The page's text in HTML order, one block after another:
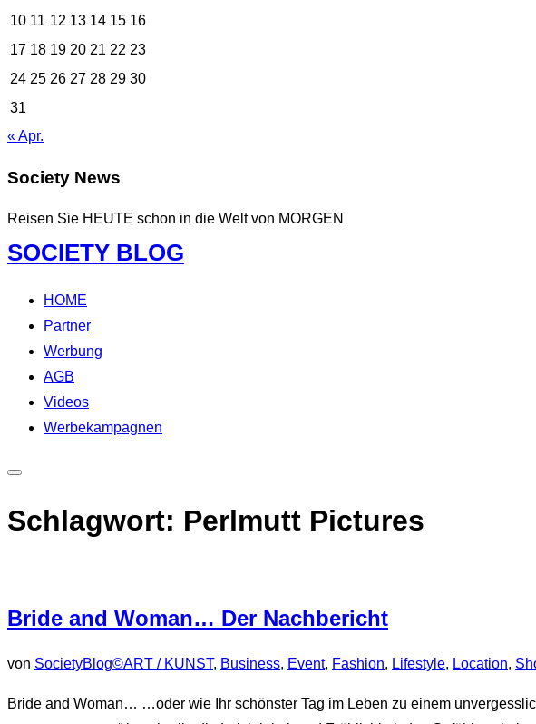
10 11 12 13 14 15 16
17 18 19 20 21 22 23
24 25 26 27 28 29 30
31
« Apr.
Society News
Reisen Sie HEUTE schon in die Welt von MORGEN
Zum
Inhalt
springen
SOCIETY BLOG
HOME
Partner
Werbung
AGB
Videos
Werbekampagnen
&
Navigation
Schlagwort: Perlmutt Pictures
Bride and Woman… Der Nachbericht
von SocietyBlog©ART / KUNST, Business, Event, Fashion, Lifestyle, Location,
Bride and Woman… …oder wie Ihr schönster Tag im Leben zu einem